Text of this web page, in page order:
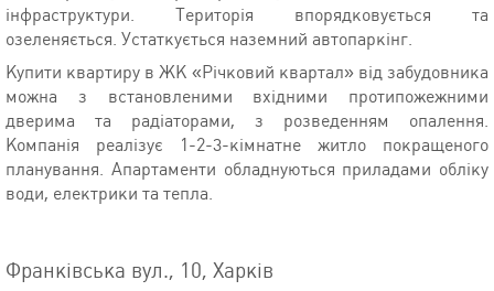
інфраструктури. Територія впорядковується та
озеленяється. Устаткується наземний автопаркінг.
Купити квартиру в ЖК «Річковий квартал» від забудовника
можна з встановленими вхідними протипожежними
дверима та радіаторами, з розведенням опалення.
Компанія реалізує 1-2-3-кімнатне житло покращеного
планування. Апартаменти обладнуються приладами обліку
води, електрики та тепла.
Франківська вул., 10, Харків